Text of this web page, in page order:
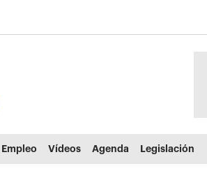
Empleo Vídeos Agenda Legislación